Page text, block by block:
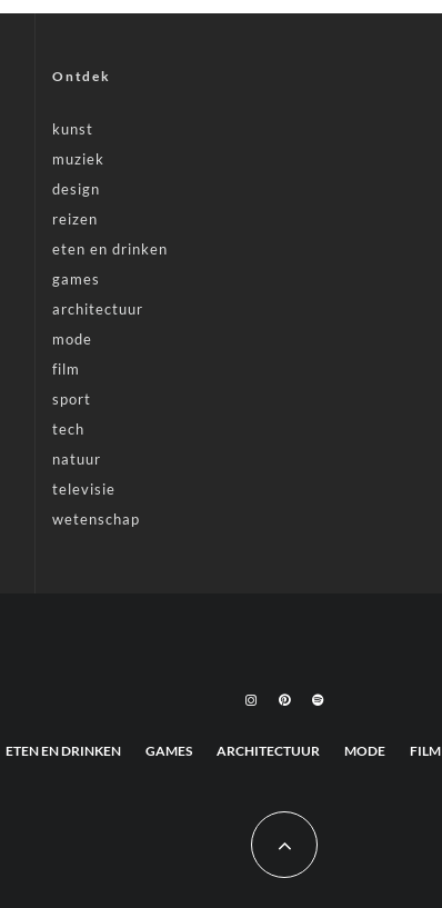
Ontdek
kunst
muziek
design
reizen
eten en drinken
games
architectuur
mode
film
sport
tech
natuur
televisie
wetenschap
ETEN EN DRINKEN GAMES ARCHITECTUUR MODE FILM